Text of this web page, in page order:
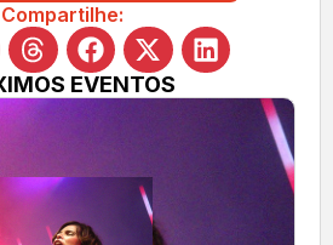
Compartilhe:
EVENTOS